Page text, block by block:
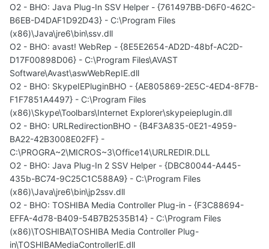
O2 - BHO: Java Plug-In SSV Helper - {761497BB-D6F0-462C-
B6EB-D4DAF1D92D43} - C:\Program Files
(x86)\Java\jre6\bin\ssv.dll
O2 - BHO: avast! WebRep - {8E5E2654-AD2D-48bf-AC2D-
D17F00898D06} - C:\Program Files\AVAST
Software\Avast\aswWebRepIE.dll
O2 - BHO: SkypeIEPluginBHO - {AE805869-2E5C-4ED4-8F7B-
F1F7851A4497} - C:\Program Files
(x86)\Skype\Toolbars\Internet Explorer\skypeieplugin.dll
O2 - BHO: URLRedirectionBHO - {B4F3A835-0E21-4959-
BA22-42B3008E02FF} -
C:\PROGRA~2\MICROS~3\Office14\URLREDIR.DLL
O2 - BHO: Java Plug-In 2 SSV Helper - {DBC80044-A445-
435b-BC74-9C25C1C588A9} - C:\Program Files
(x86)\Java\jre6\bin\jp2ssv.dll
O2 - BHO: TOSHIBA Media Controller Plug-in - {F3C88694-
EFFA-4d78-B409-54B7B2535B14} - C:\Program Files
(x86)\TOSHIBA\TOSHIBA Media Controller Plug-
in\TOSHIBAMediaControllerIE.dll